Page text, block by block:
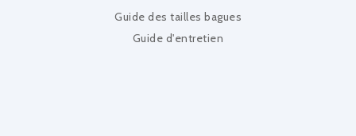
Guide des tailles bagues
Guide d'entretien